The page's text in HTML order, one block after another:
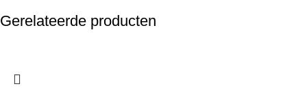
Gerelateerde producten